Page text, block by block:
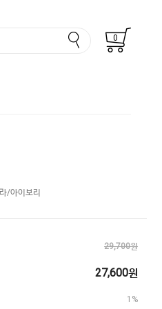
0
/아이보리
29,700원
27,600원
1%